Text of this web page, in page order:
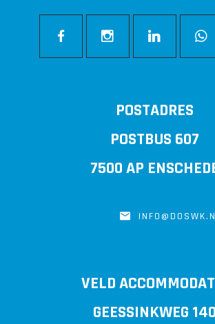
POSTADRES
POSTBUS 607
7500 AP
VELD
GEESSINKWEG 140